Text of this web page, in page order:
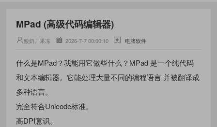
MPad (高级代码编辑器)
酸奶丿果冻 2026-7-7 00:00:10 电脑软件
什么是MPad？我能用它做些什么？MPad 是一个纯代码
和文本编辑器。它能处理大量不同的编程语言 并被翻译成
多种语言。
完全符合Unicode标准。
高DPI意识。